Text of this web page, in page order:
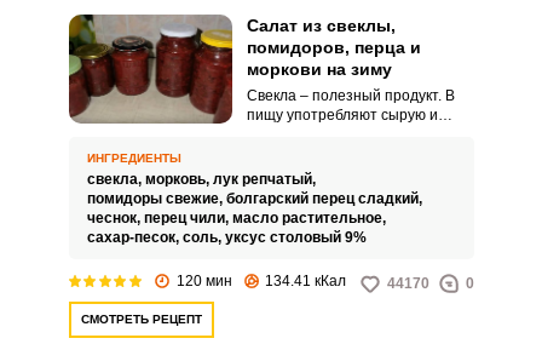
Салат из свеклы,
помидоров, перца и
моркови на зиму
Свекла – полезный продукт. В
пищу употребляют сырую и
ИНГРЕДИЕНТЫ
свекла, морковь, лук репчатый,
помидоры свежие, болгарский перец сладкий,
чеснок, перец чили, масло растительное,
сахар-песок, соль, уксус столовый 9%
120 мин 134.41 кКал 44170 0
СМОТРЕТЬ РЕЦЕПТ